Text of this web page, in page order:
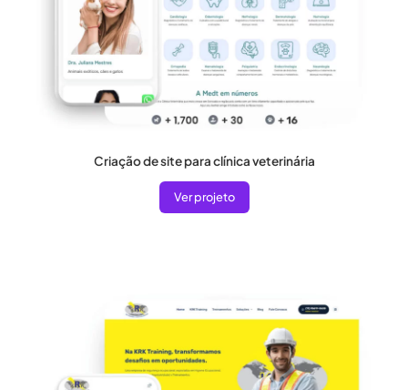
Criação de site para clínica veterinária
Ver projeto